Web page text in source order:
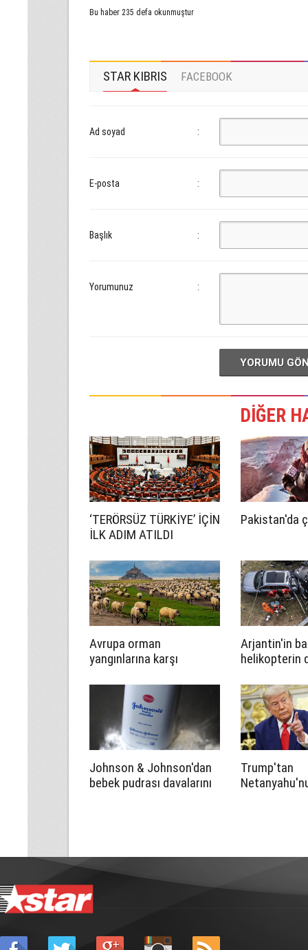
Bu haber 235 defa okunmuştur
STAR KIBRIS FACEBOOK
Ad soyad :
E-posta :
Başlık :
Yorumunuz :
YORUMU
DİĞER
‘TERÖRSÜZ TÜRKİYE’ İÇİN
İLK ADIM ATILDI
Pakistan'da
Avrupa orman
yangınlarına karşı
koyunlarda arıyor
Arjantin'in
helikopterin
Johnson & Johnson'dan
bebek pudrası davalarını
Trump'tan